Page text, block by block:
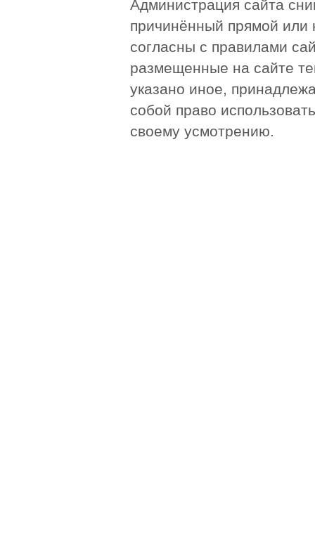
Администрация сайта
причинённый прямой или
согласны с правилами
размещенные на сайте
указано иное,
собой право
своему усмотрению.